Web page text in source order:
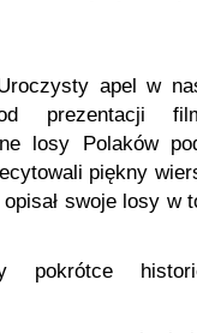
apel w
prezentacji
losy Polaków
piękny
swoje losy w
pokrótce